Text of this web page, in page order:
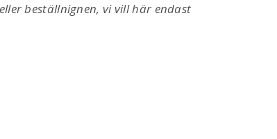
beställnignen, vi vill här endast